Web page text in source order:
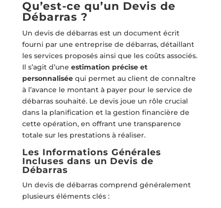
Qu’est-ce qu’un Devis de
Débarras ?
Un devis de débarras est un document écrit
fourni par une entreprise de débarras, détaillant
les services proposés ainsi que les coûts associés.
Il s’agit d’une estimation précise et
personnaliséequi permet au client de connaître
à l’avance le montant à payer pour le service de
débarras souhaité. Le devis joue un rôle crucial
dans la planification et la gestion financière de
cette opération, en offrant une transparence
totale sur les prestations à réaliser.
Les Informations Générales
Incluses dans un Devis de
Débarras
Un devis de débarras comprend généralement
plusieurs éléments clés :